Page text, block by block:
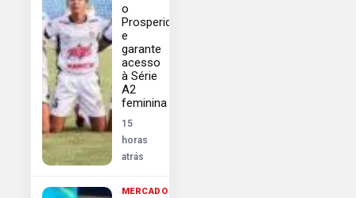
o
Prosperidade
e
garante
acesso
à Série
A2
feminina
15
horas
atrás
MERCADO